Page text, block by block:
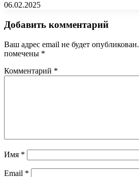
06.02.2025
Добавить комментарий
Ваш адрес email не будет опубликован.
помечены *
Комментарий *
Имя *
Email *